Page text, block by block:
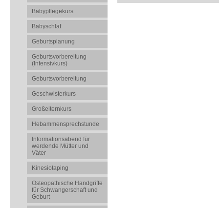
Babypflegekurs
Babyschlaf
Geburtsplanung
Geburtsvorbereitung
(Intensivkurs)
Geburtsvorbereitung
Geschwisterkurs
Großelternkurs
Hebammensprechstunde
Informationsabend für
werdende Mütter und
Väter
Kinesiotaping
Osteopathische Handgriffe
für Schwangerschaft und
Geburt